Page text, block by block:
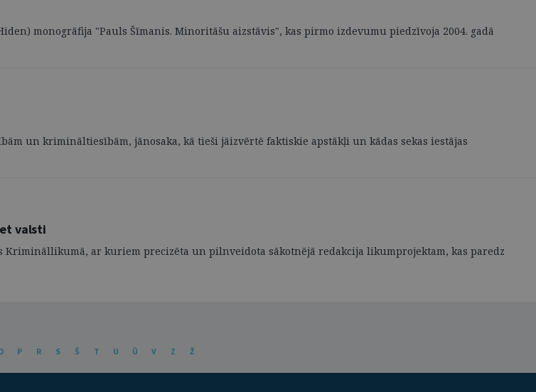
monogrāfija "Pauls Šīmanis. Minoritāšu aizstāvis", kas pirmo izdevumu piedzīvoja 2004. gadā
un krimināltiesībām, jānosaka, kā tieši jāizvērtē faktiskie apstākļi un kādas sekas iestājas
valsti
ar kuriem precizēta un pilnveidota sākotnējā redakcija likumprojektam, kas paredz
P R S Š T U Ū V Z Ž